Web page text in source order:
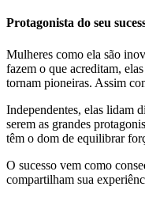
Protagonista do seu
Mulheres como ela são
fazem o que acreditam,
tornam pioneiras. Assim
Independentes, elas lidam
serem as grandes
têm o dom de equilibrar
O sucesso vem como
compartilham sua